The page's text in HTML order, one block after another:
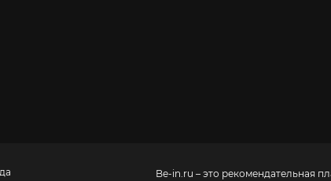
Be-in.ru – это рекомендательная